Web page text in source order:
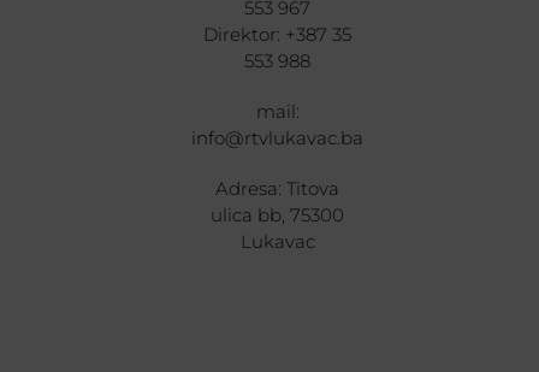
553 967
Direktor: +387 35
553 988
mail:
info@rtvlukavac.ba
Adresa: Titova
ulica bb, 75300
Lukavac